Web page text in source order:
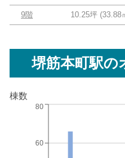
9階 10.25坪 (33.88
堺筋本町駅の
棟数
60
80